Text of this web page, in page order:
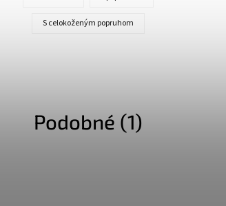
S celokoženým popruhom
Podobné (1)